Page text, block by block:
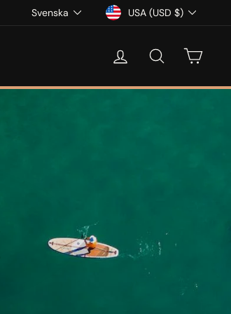
SPRÅK
Svenska VALUTA
USA (USD $)
LOGGA IN